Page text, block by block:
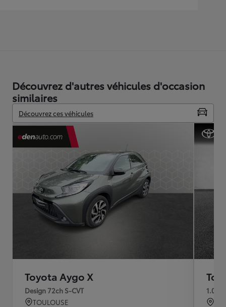
Découvrez d'autres véhicules d'occasion
similaires
Découvrez ces véhicules
Toyota Aygo X
Design 72ch S-CVT
TOULOUSE
1.0